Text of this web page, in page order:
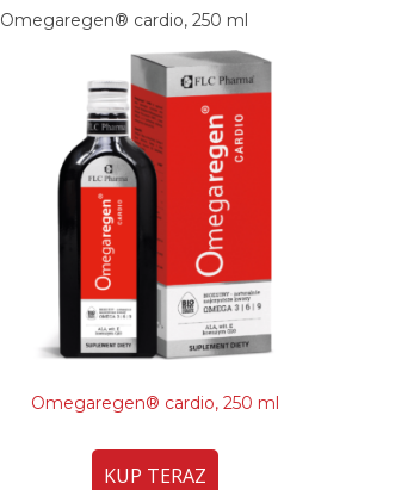
Omegaregen® cardio, 250 ml
Omegaregen® cardio, 250 ml
KUP TERAZ